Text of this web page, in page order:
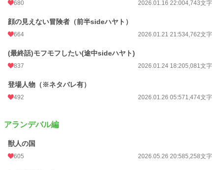
680 2026.01.16 22:004,743文字
顔の見えない冒険者（前半sideハヤト）
664 2026.01.21 21:534,762文字
(最終話)モフモフしたい(途中sideハヤト)
837 2026.01.24 18:205,081文字
登場人物（※ネタバレ有）
492 2026.01.26 05:571,474文字
アランデバル編
獣人の国
605 2026.05.26 20:585,258文字